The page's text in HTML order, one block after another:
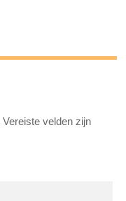
Vereiste velden zijn